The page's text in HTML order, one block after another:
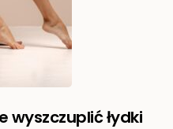
wyszczuplić łydki